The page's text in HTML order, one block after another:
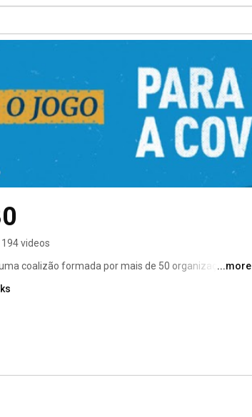
194 videos
coalizão formada por mais de 50 organizações
da Agenda 2030 no Brasil. Assine nosso
...more